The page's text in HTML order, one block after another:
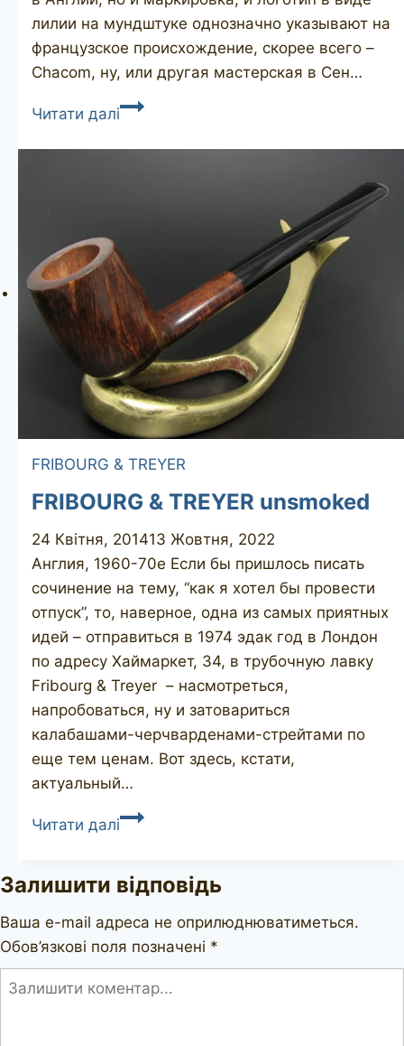
лилии на мундштуке однозначно указывают на
французское происхождение, скорее всего –
Chacom, ну, или другая мастерская в Сен…
Читати даліLord
bulldog
FRIBOURG & TREYER
FRIBOURG & TREYER unsmoked
24 Квітня, 201413 Жовтня, 2022
Англия, 1960-70е Если бы пришлось писать
сочинение на тему, “как я хотел бы провести
отпуск”, то, наверное, одна из самых приятных
идей – отправиться в 1974 эдак год в Лондон
по адресу Хаймаркет, 34, в трубочную лавку
Fribourg & Treyer – насмотреться,
напробоваться, ну и затовариться
калабашами-черчварденами-стрейтами по
еще тем ценам. Вот здесь, кстати,
актуальный…
Читати даліFRIBOURG
unsmoked
Залишити відповідь
Ваша e-mail адреса не оприлюднюватиметься.
Обов’язкові поля позначені *